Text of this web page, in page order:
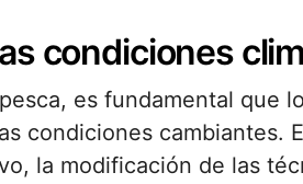
condiciones
es fundamental que
condiciones cambiantes.
la modificación de las